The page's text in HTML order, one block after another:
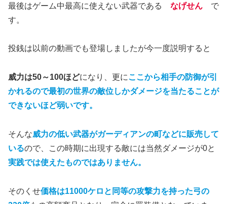
最後はゲーム中最高に使えない武器である なげせん で
す。
投銭は以前の動画でも登場しましたが今一度説明すると
威力は50～100ほどになり、更にここから相手の防御が引
かれるので最初の世界の敵位しかダメージを当たることが
できないほど弱いです。
そんな威力の低い武器がガーディアンの町などに販売して
いるので、この時期に出現する敵には当然ダメージが0と
実践では使えたものではありません。
そのくせ価格は11000ケロと同等の攻撃力を持った弓の